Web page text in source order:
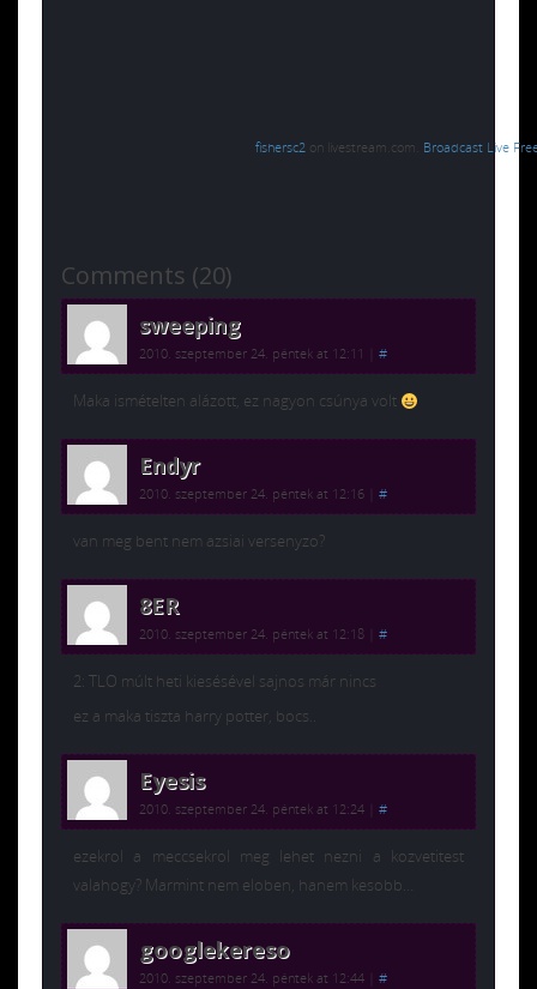
fishersc2on livestream.com. Broadcast Live
Comments (20)
sweeping
2010. szeptember 24. péntek at 12:11 #
Maka ismételten alázott, ez nagyon csúnya volt
Endyr
2010. szeptember 24. péntek at 12:16 #
van meg bent nem azsiai versenyzo?
8ER
2010. szeptember 24. péntek at 12:18 #
2: TLO múlt heti kiesésével sajnos már nincs
ez a maka tiszta harry potter, bocs..
Eyesis
2010. szeptember 24. péntek at 12:24 #
ezekrol a meccsekrol meg lehet nezni a kozvetitest
valahogy? Marmint nem eloben, hanem kesobb…
googlekereso
2010. szeptember 24. péntek at 12:44 #